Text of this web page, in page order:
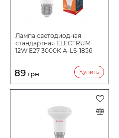
Лампа светодиодная
стандартная ELECTRUM
12W E27 3000K A-LS-1856
89 грн Купить